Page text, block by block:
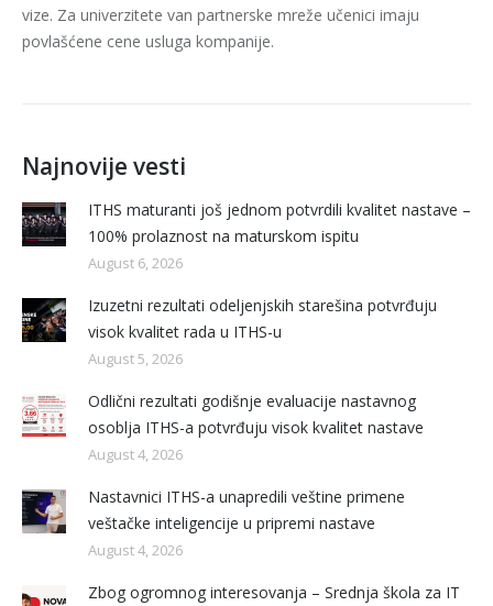
vize. Za univerzitete van partnerske mreže učenici imaju
povlašćene cene usluga kompanije.
Najnovije vesti
ITHS maturanti još jednom potvrdili kvalitet nastave –
100% prolaznost na maturskom ispitu
August 6, 2026
Izuzetni rezultati odeljenjskih starešina potvrđuju
visok kvalitet rada u ITHS-u
August 5, 2026
Odlični rezultati godišnje evaluacije nastavnog
osoblja ITHS-a potvrđuju visok kvalitet nastave
August 4, 2026
Nastavnici ITHS-a unapredili veštine primene
veštačke inteligencije u pripremi nastave
August 4, 2026
Zbog ogromnog interesovanja – Srednja škola za IT